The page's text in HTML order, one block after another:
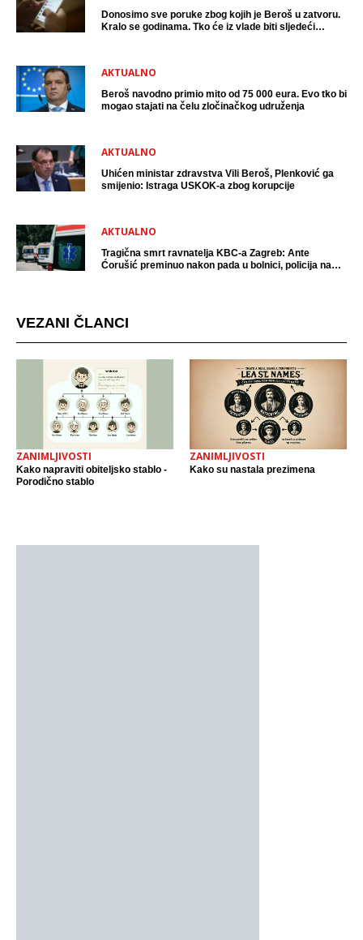
Donosimo sve poruke zbog kojih je Beroš u zatvoru.
Kralo se godinama. Tko će iz vlade biti sljedeći
AKTUALNO
Beroš navodno primio mito od 75 000 eura. Evo tko bi
mogao stajati na čelu zločinačkog udruženja
AKTUALNO
Uhićen ministar zdravstva Vili Beroš, Plenković ga
smijenio: Istraga USKOK-a zbog korupcije
AKTUALNO
Tragična smrt ravnatelja KBC-a Zagreb: Ante
Ćorušić preminuo nakon pada u bolnici, policija na
VEZANI ČLANCI
ZANIMLJIVOSTI
Kako napraviti obiteljsko stablo -
Porodično stablo
ZANIMLJIVOSTI
Kako su nastala prezimena